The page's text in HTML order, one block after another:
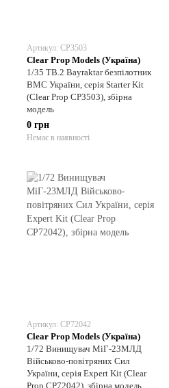
Артикул: CP3503
Clear Prop Models (Україна)
1/35 TB.2 Bayraktar безпілотник
ВМС України, серія Starter Kit
(Clear Prop CP3503), збірна
модель
0 грн
Немає в наявності
Артикул: CP72042
Clear Prop Models (Україна)
1/72 Винищувач МіГ-23МЛД
Військово-повітряних Сил
України, серія Expert Kit (Clear
Prop CP72042), збірна модель